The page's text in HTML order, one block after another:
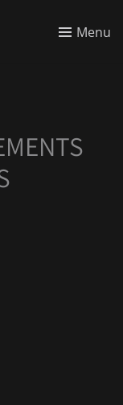
Menu